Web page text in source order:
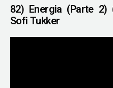
82) Energia (Parte
Sofi Tukker